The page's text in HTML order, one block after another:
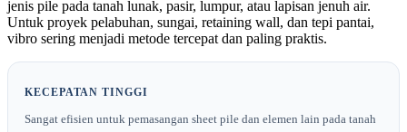
jenis pile pada tanah lunak, pasir, lumpur, atau lapisan jenuh air.
Untuk proyek pelabuhan, sungai, retaining wall, dan tepi pantai,
vibro sering menjadi metode tercepat dan paling praktis.
KECEPATAN TINGGI
Sangat efisien untuk pemasangan sheet pile dan elemen lain pada tanah